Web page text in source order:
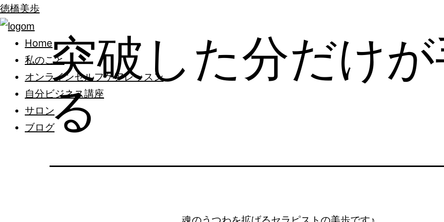
徳橋美歩
Home
私のこと
オンラインセルフケアレッスン
自分ビジネス講座
サロン
ブログ
突破した分だけ
る